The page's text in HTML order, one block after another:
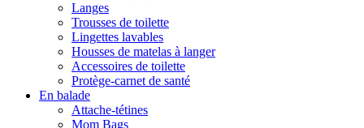
Langes
Trousses de toilette
Lingettes lavables
Housses de matelas à langer
Accessoires de toilette
Protège-carnet de santé
En balade
Attache-tétines
Mom Bags